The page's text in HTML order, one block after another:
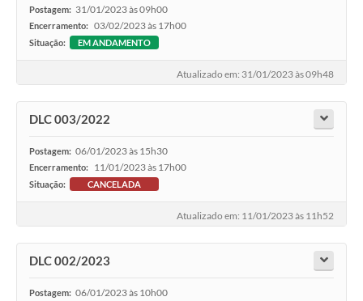
Postagem: 31/01/2023 às 09h00
Encerramento: 03/02/2023 às 17h00
Situação: EM ANDAMENTO
Atualizado em: 31/01/2023 às 09h48
DLC 003/2022
Postagem: 06/01/2023 às 15h30
Encerramento: 11/01/2023 às 17h00
Situação: CANCELADA
Atualizado em: 11/01/2023 às 11h52
DLC 002/2023
Postagem: 06/01/2023 às 10h00